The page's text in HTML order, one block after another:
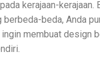
kerajaan-kerajaan.
beda, Anda
membuat design